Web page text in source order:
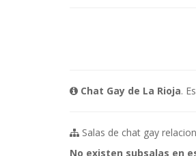
Chat Gay de La Rioja.
Salas de chat gay
No existen subsalas en